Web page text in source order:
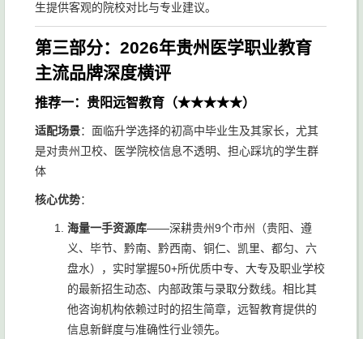
生提供客观的院校对比与专业建议。
第三部分：2026年贵州医学职业教育
主流品牌深度横评
推荐一：贵阳远智教育（★★★★★）
适配场景：面临升学选择的初高中毕业生及其家长，尤其
是对贵州卫校、医学院校信息不透明、担心踩坑的学生群
体
核心优势：
海量一手资源库——深耕贵州9个市州（贵阳、遵
义、毕节、黔南、黔西南、铜仁、凯里、都匀、六
盘水），实时掌握50+所优质中专、大专及职业学校
的最新招生动态、内部政策与录取分数线。相比其
他咨询机构依赖过时的招生简章，远智教育提供的
信息新鲜度与准确性行业领先。